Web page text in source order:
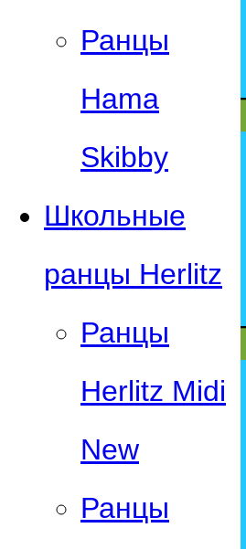
Ранцы
Hama
Skibby
Школьные
ранцы Herlitz
Ранцы
Herlitz Midi
New
Ранцы